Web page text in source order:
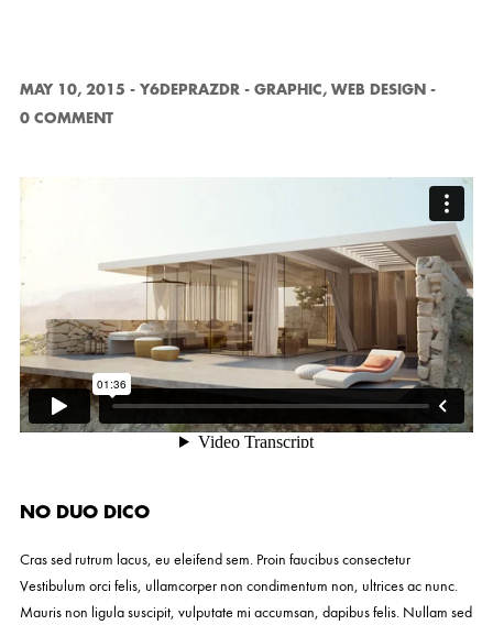
MAY 10, 2015 - Y6DEPRAZDR - GRAPHIC , WEB DESIGN -
0 COMMENT
NO DUO DICO
Cras sed rutrum lacus, eu eleifend sem. Proin faucibus consectetur
Vestibulum orci felis, ullamcorper non condimentum non, ultrices ac nunc.
Mauris non ligula suscipit, vulputate mi accumsan, dapibus felis. Nullam sed